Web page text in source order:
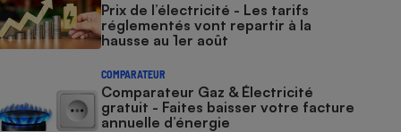
Prix de l’électricité - Les tarifs
réglementés vont repartir à la
hausse au 1er août
COMPARATEUR
Comparateur Gaz & Électricité
gratuit - Faites baisser votre facture
annuelle d’énergie